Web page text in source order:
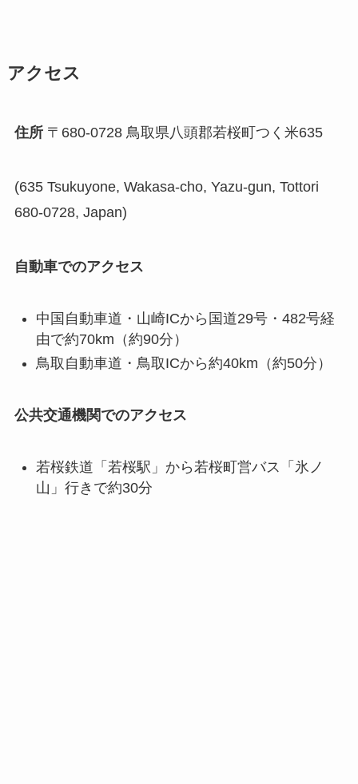
アクセス
住所〒680-0728 鳥取県八頭郡若桜町つく米635
(635 Tsukuyone, Wakasa-cho, Yazu-gun, Tottori
680-0728, Japan)
自動車でのアクセス
中国自動車道・山崎ICから国道29号・482号経
由で約70km（約90分）
鳥取自動車道・鳥取ICから約40km（約50分）
公共交通機関でのアクセス
若桜鉄道「若桜駅」から若桜町営バス「氷ノ
山」行きで約30分